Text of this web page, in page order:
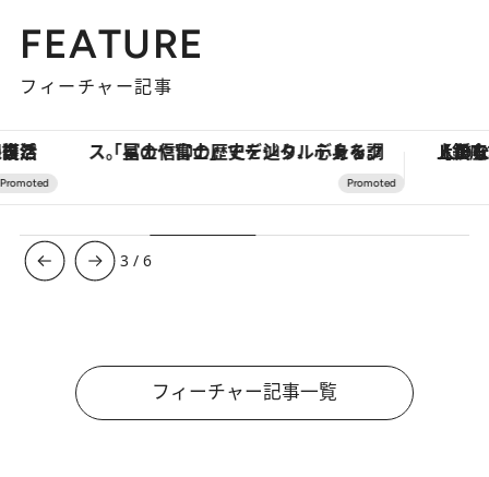
FEATURE
フィーチャー記事
「星のや富士」でデジタルデトックス。冨士信仰の歴史を辿り、心身を調える。 【銀座で出合う最旬美容】美髪ケアや
3 /6
フィーチャー記事一覧